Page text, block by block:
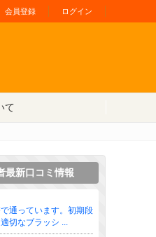
会員登録 ログイン
て
最新口コミ情報
通っています。初期段
切なブラッシ ...